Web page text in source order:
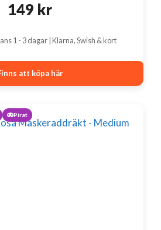
149 kr
1 - 3 dagar | Klarna, Swish & kort
att köpa här
Pirat